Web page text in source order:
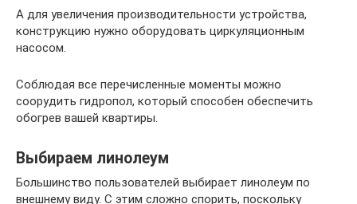
А для увеличения производительности устройства,
конструкцию нужно оборудовать циркуляционным
насосом.
Соблюдая все перечисленные моменты можно
соорудить гидропол, который способен обеспечить
обогрев вашей квартиры.
Выбираем линолеум
Большинство пользователей выбирает линолеум по
внешнему виду. С этим сложно спорить, поскольку